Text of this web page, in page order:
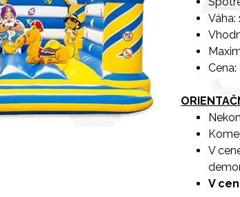
Váha:
Cena:
V
V